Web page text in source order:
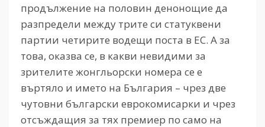
продължение на половин денонощие да
разпредели между трите си статуквени
партии четирите водещи поста в ЕС. А за
това, оказва се, в какви невидими за
зрителите жонгльорски номера се е
въртяло и името на България – чрез две
чутовни български еврокомисарки и чрез
отсъждащия за тях премиер по само на